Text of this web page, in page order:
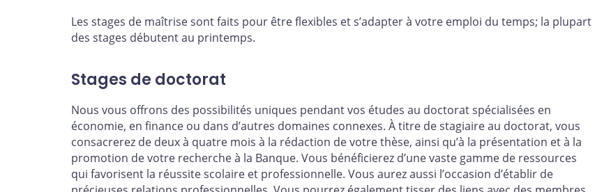
Les stages de maîtrise sont faits pour être flexibles et s’adapter à votre emploi du temps; la plupart
des stages débutent au printemps.
Stages de doctorat
Nous vous offrons des possibilités uniques pendant vos études au doctorat spécialisées en
économie, en finance ou dans d’autres domaines connexes. À titre de stagiaire au doctorat, vous
consacrerez de deux à quatre mois à la rédaction de votre thèse, ainsi qu’à la présentation et à la
promotion de votre recherche à la Banque. Vous bénéficierez d’une vaste gamme de ressources
qui favorisent la réussite scolaire et professionnelle. Vous aurez aussi l’occasion d’établir de